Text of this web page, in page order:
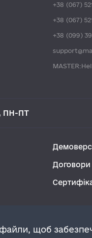
+38 (067)
+38 (067)
+38 (099)
ПН-ПТ
Договори
щоб